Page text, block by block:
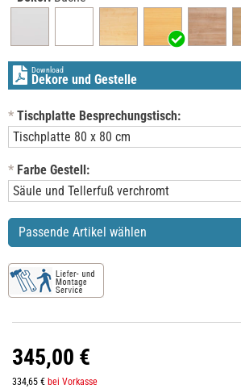
Download
Dekore und Gestelle
* Tischplatte Besprechungstisch:
* Farbe Gestell:
Passende Artikel wählen
345,00 €
334,65 € bei Vorkasse